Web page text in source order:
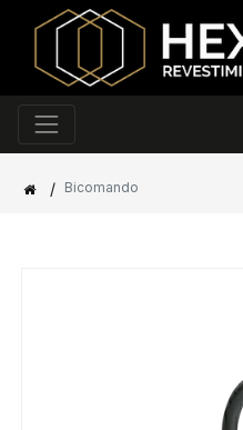
/ Bicomando